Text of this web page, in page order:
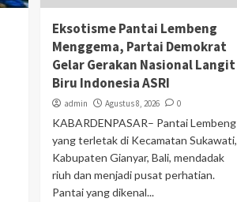
Eksotisme Pantai Lembeng
Menggema, Partai Demokrat
Gelar Gerakan Nasional Langit
Biru Indonesia ASRI
admin Agustus 8, 2026 0
KABARDENPASAR– Pantai Lembeng
yang terletak di Kecamatan Sukawati,
Kabupaten Gianyar, Bali, mendadak
riuh dan menjadi pusat perhatian.
Pantai yang dikenal...